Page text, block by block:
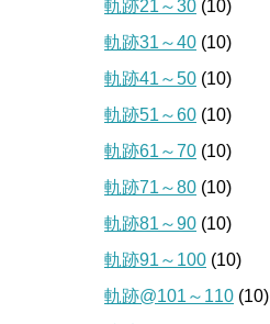
軌跡21～30 (10)
軌跡31～40 (10)
軌跡41～50 (10)
軌跡51～60 (10)
軌跡61～70 (10)
軌跡71～80 (10)
軌跡81～90 (10)
軌跡91～100 (10)
軌跡@101～110 (10)